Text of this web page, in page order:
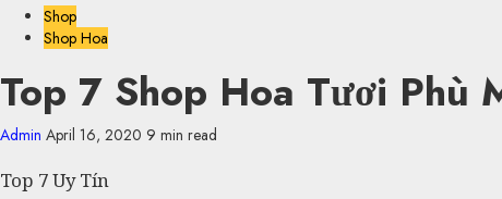
Shop
Shop Hoa
Top 7 Shop Hoa Tươi Phù
Admin April 16, 2020 9 min read
Top 7 Uy Tín